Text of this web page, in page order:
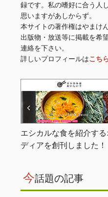
録です。私の嗜好に合う人
思いますがあしからず。
本サイトの著作権はやまけ
出版物・放送等に掲載を希
連絡を下さい。
詳しいプロフィールはこち
エシカルな食を紹介す
ディアを創刊しました！
今話題の記事